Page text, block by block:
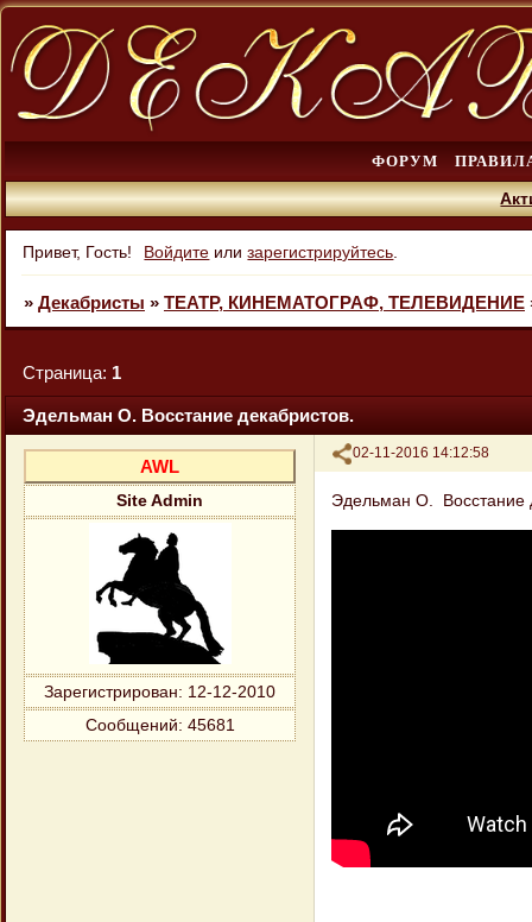
ФОРУМ
Привет, Гость! Войдите илизарегистрируйтесь
» Декабристы » ТЕАТР, КИНЕМАТОГРАФ, ТЕЛЕВИДЕНИЕ
Эдельман О. Восстание декабристов.
Страница: 1
Поделиться
02-11-2016 14:12:58
AWL
Site Admin
Зарегистрирован: 12-12-2010
Сообщений: 45681
Эдельман О. Восстание